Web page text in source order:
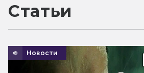
Статьи
Новости